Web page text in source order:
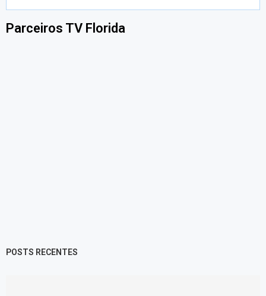
Parceiros TV Florida
POSTS RECENTES